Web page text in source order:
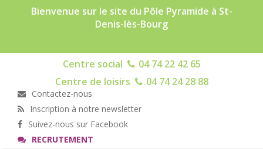
Bienvenue sur le site du Pôle Pyramide à St-
Denis-lès-Bourg
Centre social
04 74 22 42 65
Centre de loisirs
04 74 24 28 88
Contactez-nous
Inscription à notre newsletter
Suivez-nous sur Facebook
RECRUTEMENT